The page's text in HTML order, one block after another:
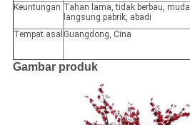
Keuntungan Tahan lama, tidak berbau,
langsung pabrik, abadi
Tempat asal Guangdong, Cina
Gambar produk